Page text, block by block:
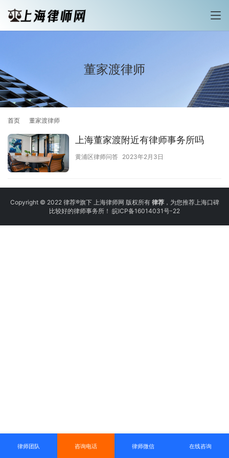
董家渡律师
首页 董家渡律师
上海董家渡附近有律师事务所吗
黄浦区律师问答 2023年2月3日
Copyright © 2022 律荐®旗下 上海律师网 版权所有 律荐，为您推荐上海口碑
比较好的律师事务所！ 皖ICP备16014031号-22
律师团队 咨询电话 律师微信 在线咨询